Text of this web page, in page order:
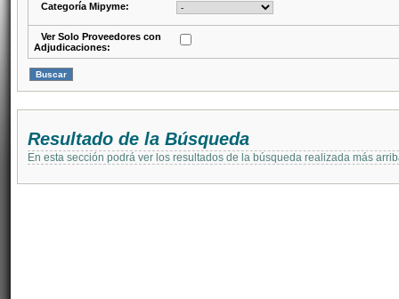
Categoría Mipyme:
Ver Solo Proveedores con
Adjudicaciones:
Resultado de la Búsqueda
En esta sección podrá ver los resultados de la búsqueda realizada más